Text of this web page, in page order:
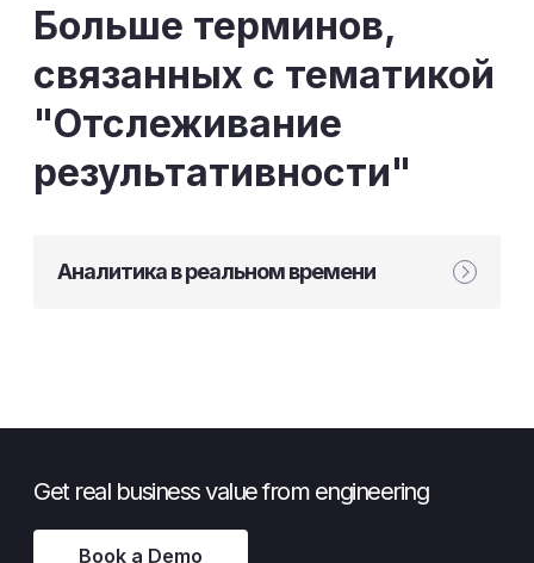
Больше терминов,
связанных с тематикой
"Отслеживание
результативности"
Аналитика в реальном времени
Get real business value from engineering
Book a Demo